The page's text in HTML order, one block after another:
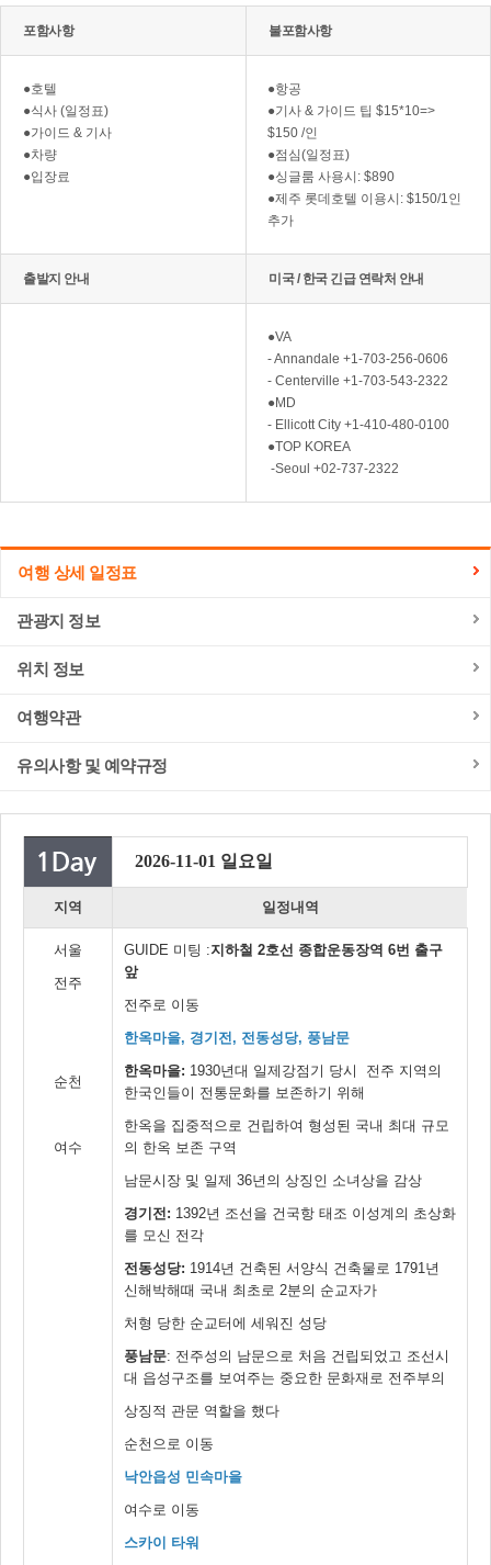
포함사항
●호텔
●식사 (일정표)
●가이드 & 기사
●차량
●입장료
불포함사항
●항공
●기사 & 가이드 팁 $15*10=>
$150 /인
●점심(일정표)
●싱글룸 사용시: $890
●제주 롯데호텔 이용시: $150/1인
추가
출발지 안내 미국 / 한국 긴급 연락처 안내
●VA
- Annandale +1-703-256-0606
- Centerville +1-703-543-2322
●MD
- Ellicott City +1-410-480-0100
●TOP KOREA
-Seoul +02-737-2322
여행 상세 일정표
관광지 정보
위치 정보
여행약관
유의사항 및 예약규정
2026-11-01 일요일
지역 일정내역
서울
전주
순천
여수
GUIDE 미팅 :지하철 2호선 종합운동장역 6번 출구
앞
전주로 이동
한옥마을, 경기전, 전동성당, 풍남문
한옥마을: 1930년대 일제강점기 당시 전주 지역의
한국인들이 전통문화를 보존하기 위해
한옥을 집중적으로 건립하여 형성된 국내 최대 규모
의 한옥 보존 구역
남문시장 및 일제 36년의 상징인 소녀상을 감상
경기전: 1392년 조선을 건국항 태조 이성계의 초상화
를 모신 전각
전동성당: 1914년 건축된 서양식 건축물로 1791년
신해박해때 국내 최초로 2분의 순교자가
처형 당한 순교터에 세워진 성당
풍남문: 전주성의 남문으로 처음 건립되었고 조선시
대 읍성구조를 보여주는 중요한 문화재로 전주부의
상징적 관문 역할을 했다
순천으로 이동
낙안읍성 민속마을
여수로 이동
스카이 타워